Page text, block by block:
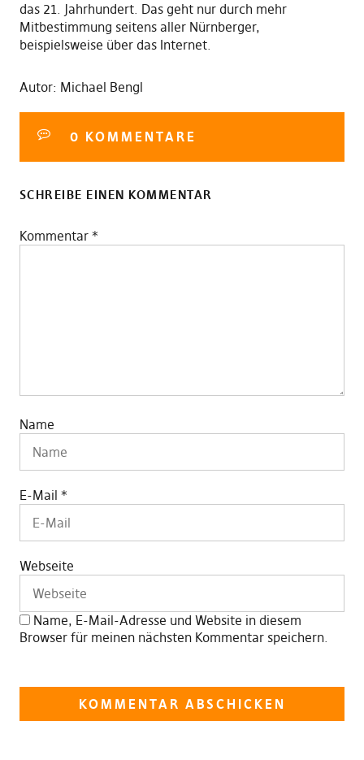
das 21. Jahrhundert. Das geht nur durch mehr
Mitbestimmung seitens aller Nürnberger,
beispielsweise über das Internet.
Autor: Michael Bengl
0 KOMMENTARE
SCHREIBE EINEN KOMMENTAR
Kommentar *
Name
E-Mail *
Webseite
Name, E-Mail-Adresse und Website in diesem
Browser für meinen nächsten Kommentar speichern.